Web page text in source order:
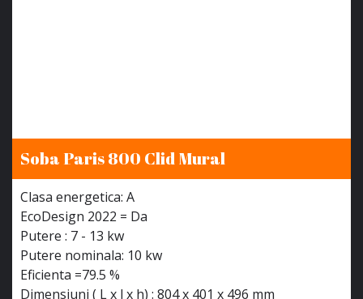
Soba Paris 800 Clid Mural
Clasa energetica: A
EcoDesign 2022 = Da
Putere : 7 - 13 kw
Putere nominala: 10 kw
Eficienta =79.5 %
Dimensiuni ( L x l x h) : 804 x 401 x 496 mm